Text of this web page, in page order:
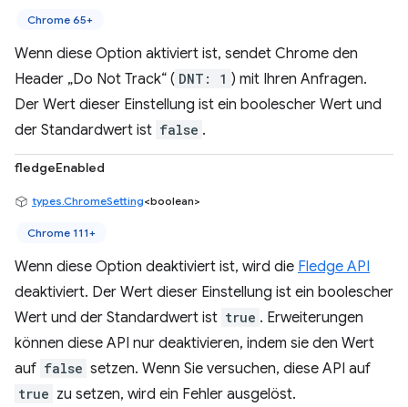
Chrome 65+
Wenn diese Option aktiviert ist, sendet Chrome den
Header „Do Not Track“ ( DNT: 1 ) mit Ihren Anfragen.
Der Wert dieser Einstellung ist ein boolescher Wert und
der Standardwert ist false .
fledgeEnabled
types.ChromeSetting<boolean>
Chrome 111+
Wenn diese Option deaktiviert ist, wird die Fledge API
deaktiviert. Der Wert dieser Einstellung ist ein boolescher
Wert und der Standardwert ist true . Erweiterungen
können diese API nur deaktivieren, indem sie den Wert
auf false setzen. Wenn Sie versuchen, diese API auf
true zu setzen, wird ein Fehler ausgelöst.